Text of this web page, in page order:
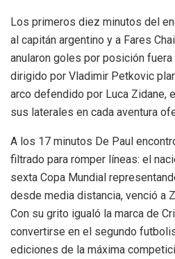
Los primeros diez minutos del
al capitán argentino y a Fares
anularon goles por posición
dirigido por Vladimir Petkovic
arco defendido por Luca Zidane,
sus laterales en cada aventura
A los 17 minutos De Paul
filtrado para romper líneas: el
sexta Copa Mundial
desde media distancia, venció a
Con su grito igualó la marca de
convertirse en el segundo
ediciones de la máxima